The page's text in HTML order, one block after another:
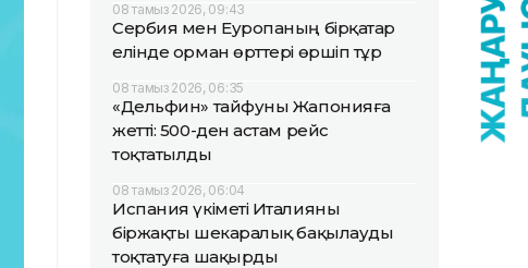
08 тамыз 2026, 09:43
Сербия мен Еуропаның бірқатар
елінде орман өрттері өршіп тұр
08 тамыз 2026, 06:35
«Дельфин» тайфуны Жапонияға
жетті: 500-ден астам рейс
тоқтатылды
08 тамыз 2026, 06:04
Испания үкіметі Италияны
біржақты шекаралық бақылауды
тоқтатуға шақырды